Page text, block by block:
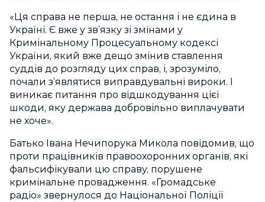
«Ця справа не перша, не остання і не єдина в
Україні. Є вже у зв’язку зі змінами у
Кримінальному Процесуальному кодексі
України, який вже дещо змінив ставлення
суддів до розгляду цих справ, і, зрозуміло,
почали з’являтися виправдувальні вироки. І
виникає питання про відшкодування цієї
шкоди, яку держава добровільно виплачувати
не хоче».
Батько Івана Нечипорука Микола повідомив, що
проти працівників правоохоронних органів, які
фальсифікували цю справу, порушене
кримінальне провадження. «Громадське
радіо» звернулося до Національної Поліції